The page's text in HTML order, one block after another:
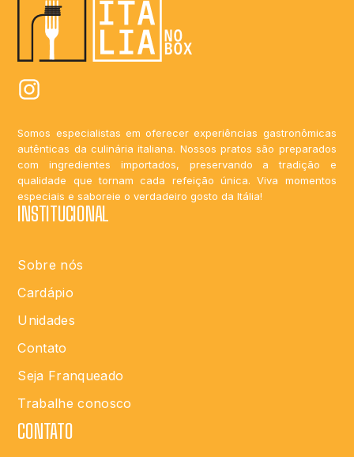
Somos especialistas em oferecer experiências gastronômicas
autênticas da culinária italiana. Nossos pratos são preparados
com ingredientes importados, preservando a tradição e
qualidade que tornam cada refeição única. Viva momentos
especiais e saboreie o verdadeiro gosto da Itália!
INSTITUCIONAL
Sobre nós
Cardápio
Unidades
Contato
Seja Franqueado
Trabalhe conosco
CONTATO